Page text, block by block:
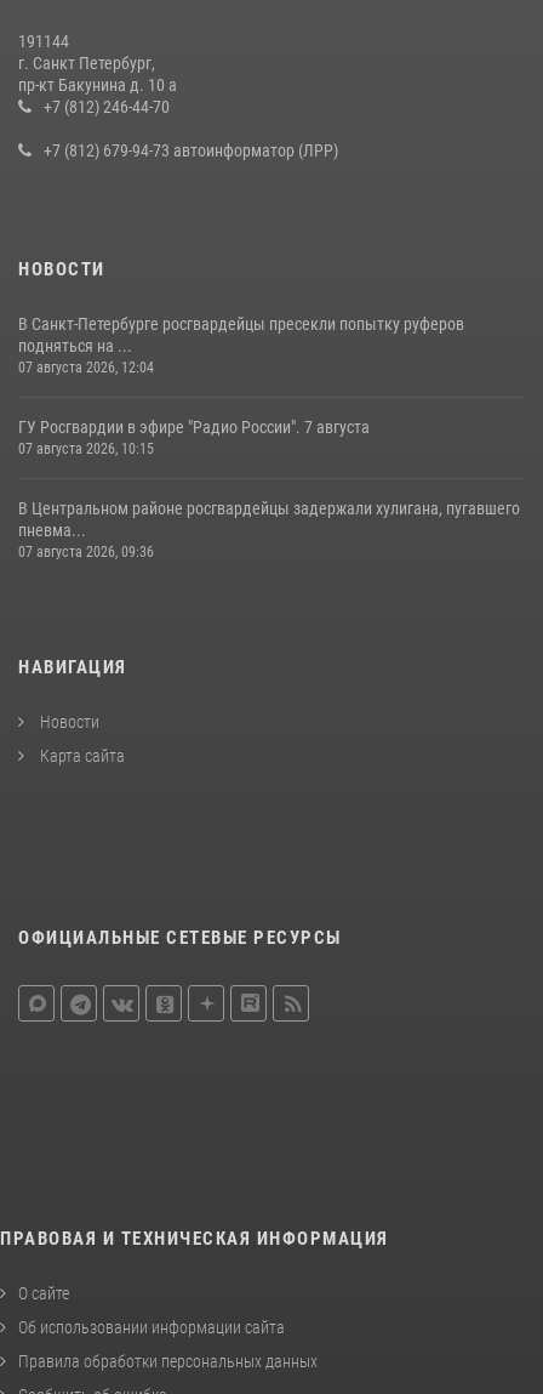
191144
г. Санкт Петербург,
пр-кт Бакунина д. 10 а
+7 (812) 246-44-70
+7 (812) 679-94-73 автоинформатор (ЛРР)
НОВОСТИ
В Санкт-Петербурге росгвардейцы пресекли попытку руферов
подняться на ...
07 августа 2026, 12:04
ГУ Росгвардии в эфире "Радио России". 7 августа
07 августа 2026, 10:15
В Центральном районе росгвардейцы задержали хулигана, пугавшего
пневма...
07 августа 2026, 09:36
НАВИГАЦИЯ
Новости
Карта сайта
ОФИЦИАЛЬНЫЕ СЕТЕВЫЕ РЕСУРСЫ
ПРАВОВАЯ И ТЕХНИЧЕСКАЯ ИНФОРМАЦИЯ
О сайте
Об использовании информации сайта
Правила обработки персональных данных